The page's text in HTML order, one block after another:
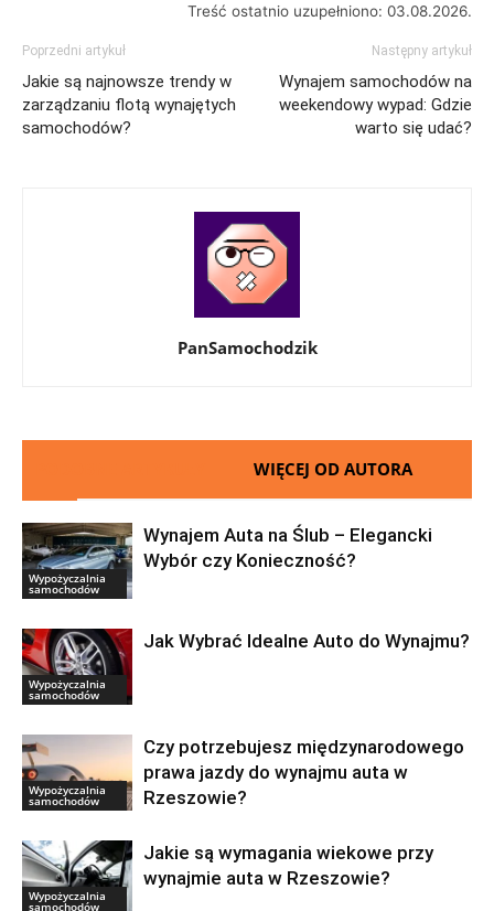
Treść ostatnio uzupełniono: 03.08.2026.
Poprzedni artykuł
Jakie są najnowsze trendy w
zarządzaniu flotą wynajętych
samochodów?
Następny artykuł
Wynajem samochodów na
weekendowy wypad: Gdzie
warto się udać?
PanSamochodzik
WIĘCEJ OD AUTORA
Wypożyczalnia
samochodów
Wynajem Auta na Ślub – Elegancki
Wybór czy Konieczność?
Wypożyczalnia
samochodów
Jak Wybrać Idealne Auto do Wynajmu?
Wypożyczalnia
samochodów
Czy potrzebujesz międzynarodowego
prawa jazdy do wynajmu auta w
Rzeszowie?
Wypożyczalnia
samochodów
Jakie są wymagania wiekowe przy
wynajmie auta w Rzeszowie?